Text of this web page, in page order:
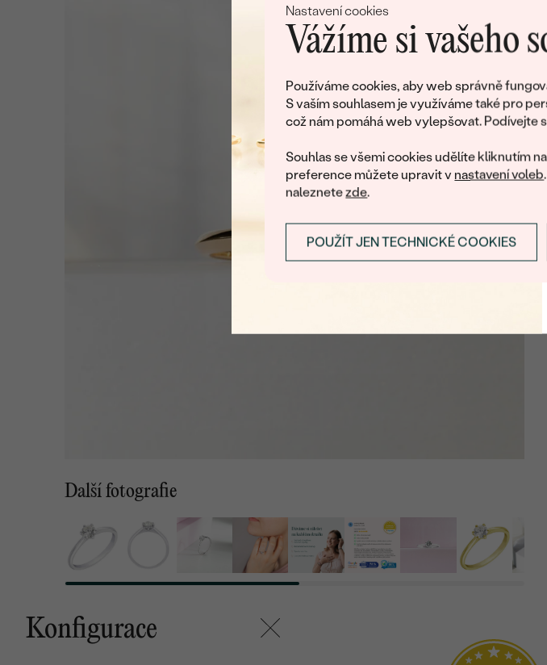
Nastavení cookies
Vážíme si vašeho
Používáme cookies, aby web správně
S vaším souhlasem je využíváme také pro
což nám pomáhá web vylepšovat. Podívejte
Souhlas se všemi cookies udělíte kliknutím
preference můžete upravit v nastavení voleb
naleznetezde.
POUŽÍT JEN TECHNICKÉ COOKIES
Další fotografie
Konfigurace